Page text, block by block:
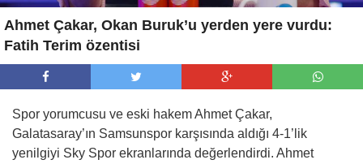
Ahmet Çakar, Okan Buruk’u yerden yere vurdu:
Fatih Terim özentisi
Spor yorumcusu ve eski hakem Ahmet Çakar,
Galatasaray’ın Samsunspor karşısında aldığı 4-1’lik
yenilgiyi Sky Spor ekranlarında değerlendirdi. Ahmet